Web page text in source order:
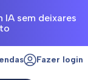
sem deixares
Fazer login